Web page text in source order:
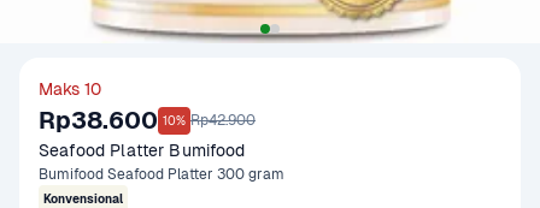
Maks 10
Rp38.600 10% Rp42.900
Seafood Platter Bumifood
Bumifood Seafood Platter 300 gram
Konvensional